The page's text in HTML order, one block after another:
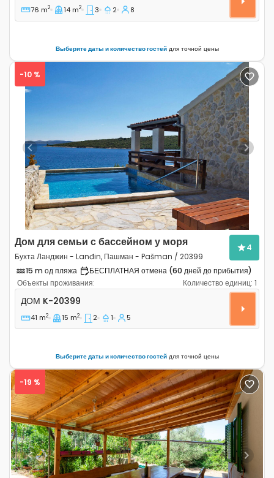
76 m2 14 m2 3 2 8
Выберите даты и количество гостейдля точной цены
Previous Next
-10 %
Дом для семьи с бассейном у моря
Бухта Ланджин - Lanđin, Пашман - Pašman / 20399
4
15 m од пляжа
БЕСПЛАТНАЯ отмена (60 дней до прибытия)
Объекты проживания:
Количество единиц: 1
Двухкомнатный дом Бухта Ланджин - Lanđin, Пашман
ДОМ K-20399
41 m2 15 m2 2 1 5
Выберите даты и количество гостейдля точной цены
Previous Next
-19 %